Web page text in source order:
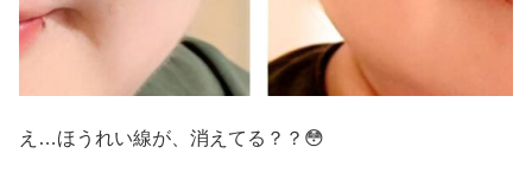
え…ほうれい線が、消えてる？？😳